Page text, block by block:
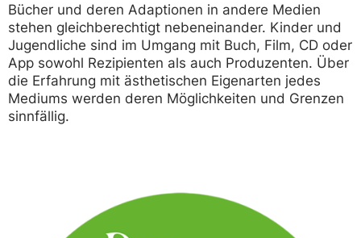
Bücher und deren Adaptionen in andere Medien
stehen gleichberechtigt nebeneinander. Kinder und
Jugendliche sind im Umgang mit Buch, Film, CD oder
App sowohl Rezipienten als auch Produzenten. Über
die Erfahrung mit ästhetischen Eigenarten jedes
Mediums werden deren Möglichkeiten und Grenzen
sinnfällig.